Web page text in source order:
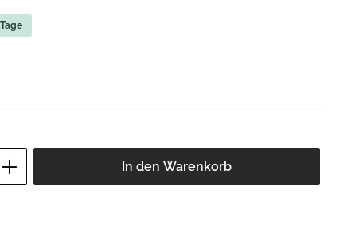
den gewünschten Wert ein oder
In den Warenkorb